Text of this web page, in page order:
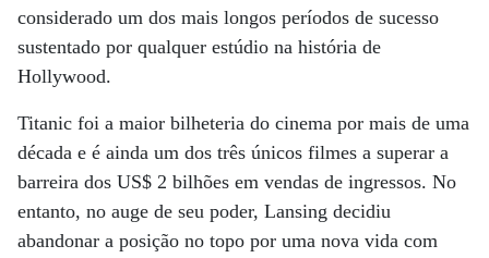
considerado um dos mais longos períodos de sucesso
sustentado por qualquer estúdio na história de
Hollywood.
Titanic foi a maior bilheteria do cinema por mais de uma
década e é ainda um dos três únicos filmes a superar a
barreira dos US$ 2 bilhões em vendas de ingressos. No
entanto, no auge de seu poder, Lansing decidiu
abandonar a posição no topo por uma nova vida com